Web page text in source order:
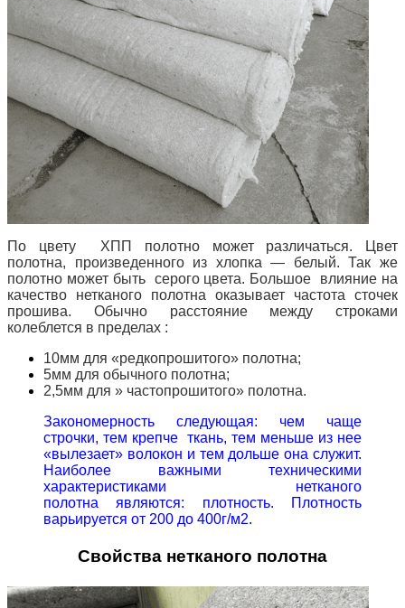
По цвету ХПП полотно может различаться. Цвет
полотна, произведенного из хлопка — белый. Так же
полотно может быть серого цвета. Большое влияние на
качество нетканого полотна оказывает частота сточек
прошива. Обычно расстояние между строками
колеблется в пределах :
10мм для «редкопрошитого» полотна;
5мм для обычного полотна;
2,5мм для » частопрошитого» полотна.
Закономерность следующая: чем чаще
строчки, тем крепче ткань, тем меньше из нее
«вылезает» волокон и тем дольше она служит.
Наиболее важными техническими
характеристиками нетканого
полотна являются: плотность. Плотность
варьируется от 200 до 400г/м2.
Свойства нетканого полотна